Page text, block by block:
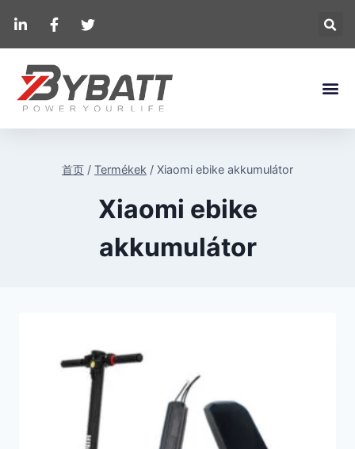
首页 / Termékek / Xiaomi ebike akkumulátor
Xiaomi ebike
akkumulátor